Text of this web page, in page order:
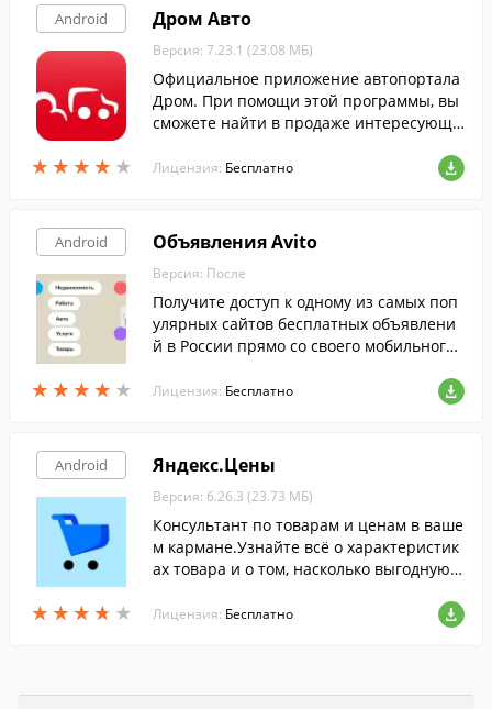
Android
★ ★ ★ ★ ★
★ ★ ★ ★ ★
Дром Авто
Версия: 7.23.1 (23.08 МБ)
Официальное приложение автопортала
Дром. При помощи этой программы, вы
сможете найти в продаже интересующи
о продаже собственного транспортного
Лицензия: Бесплатно
Android
★ ★ ★ ★ ★
★ ★ ★ ★ ★
Объявления Avito
Версия: После
Получите доступ к одному из самых поп
улярных сайтов бесплатных объявлени
й в России прямо со своего мобильного
Лицензия: Бесплатно
Android
★ ★ ★ ★ ★
★ ★ ★ ★ ★
Яндекс.Цены
Версия: 6.26.3 (23.73 МБ)
Консультант по товарам и ценам в ваше
м кармане.Узнайте всё о характеристик
ах товара и о том, насколько выгодную ц
й магазин.
Лицензия: Бесплатно